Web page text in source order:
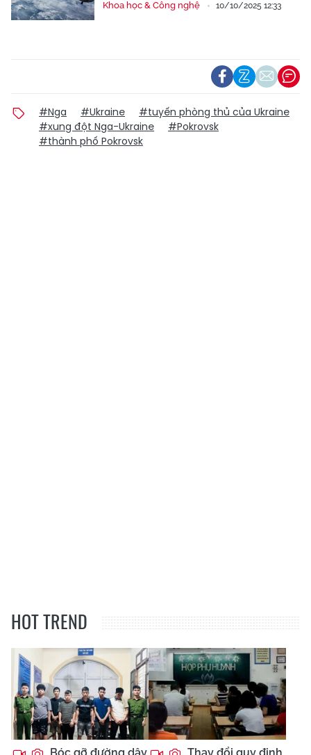
Khoa học & Công nghệ 10/10/2025 12:33
#Nga #Ukraine
#tuyến phòng thủ của Ukraine
#xung đột Nga-Ukraine
#Pokrovsk
#thành phố Pokrovsk
HOT TREND